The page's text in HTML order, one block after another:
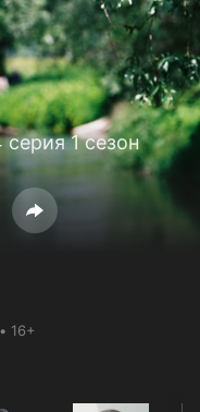
3650 дней бесплатно
1 сезон
16+
приложение